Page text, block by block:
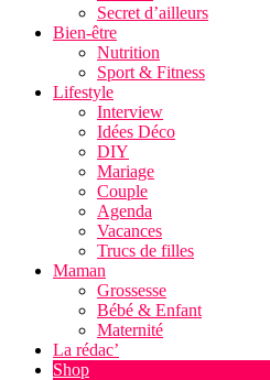
Secret d’ailleurs
Bien-être
Nutrition
Sport & Fitness
Lifestyle
Interview
Idées Déco
DIY
Mariage
Couple
Agenda
Vacances
Trucs de filles
Maman
Grossesse
Bébé & Enfant
Maternité
La rédac’
Shop